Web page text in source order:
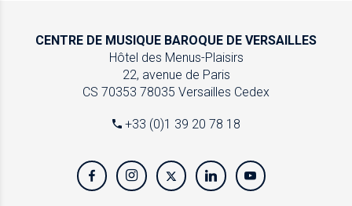
CENTRE DE MUSIQUE BAROQUE DE VERSAILLES
Hôtel des Menus-Plaisirs
22, avenue de Paris
CS 70353 78035 Versailles Cedex
+33 (0)1 39 20 78 18